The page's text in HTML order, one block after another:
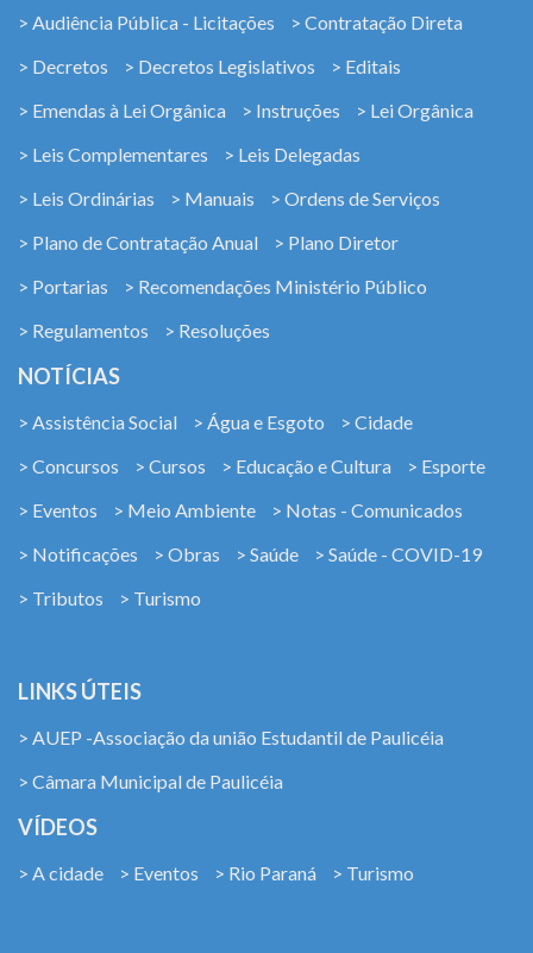
> Audiência Pública - Licitações
> Contratação Direta
> Decretos
> Decretos Legislativos
> Editais
> Emendas à Lei Orgânica
> Instruções
> Lei Orgânica
> Leis Complementares
> Leis Delegadas
> Leis Ordinárias
> Manuais
> Ordens de Serviços
> Plano de Contratação Anual
> Plano Diretor
> Portarias
> Recomendações Ministério Público
> Regulamentos
> Resoluções
NOTÍCIAS
> Assistência Social > Água e Esgoto
> Cidade
> Concursos
> Cursos > Educação e Cultura
> Esporte
> Eventos
> Meio Ambiente
> Notas - Comunicados
> Notificações
> Obras > Saúde
> Saúde - COVID-19
> Tributos
> Turismo
LINKS ÚTEIS
> AUEP -Associação da união Estudantil de Paulicéia
> Câmara Municipal de Paulicéia
VÍDEOS
> A cidade > Eventos > Rio Paraná > Turismo